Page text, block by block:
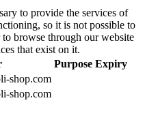
to provide the services of
so it is not possible to
browse through our website
that exist on it.
Purpose Expiry
shop.com
shop.com